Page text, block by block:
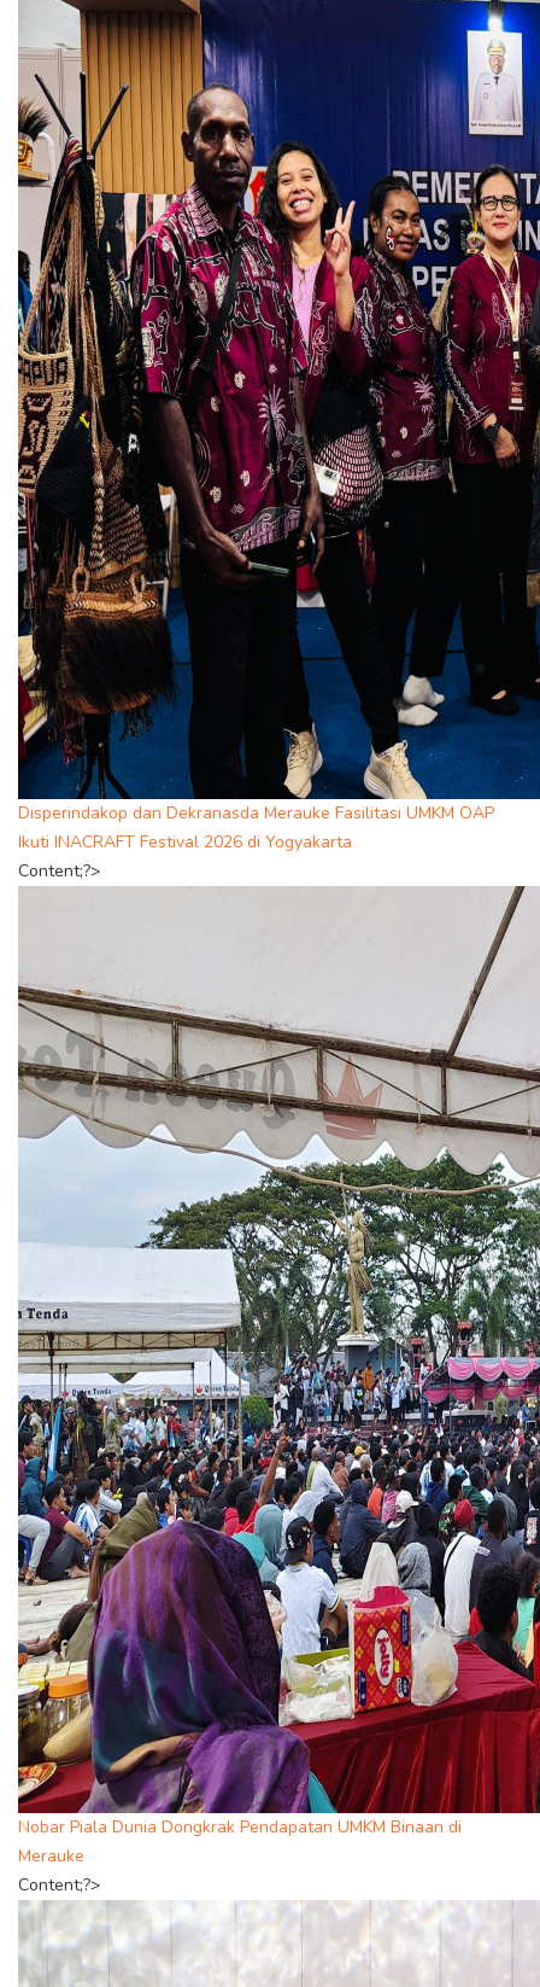
Disperindakop dan Dekranasda Merauke Fasilitasi UMKM OAP
Ikuti INACRAFT Festival 2026 di Yogyakarta
Content;?>
Nobar Piala Dunia Dongkrak Pendapatan UMKM Binaan di
Merauke
Content;?>